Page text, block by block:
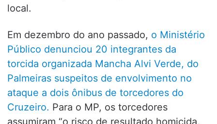
local.
Em dezembro do ano passado, o Ministério
Público denunciou 20 integrantes da
torcida organizada Mancha Alvi Verde, do
Palmeiras suspeitos de envolvimento no
ataque a dois ônibus de torcedores do
Cruzeiro. Para o MP, os torcedores
assumiram “o risco de resultado homicida,